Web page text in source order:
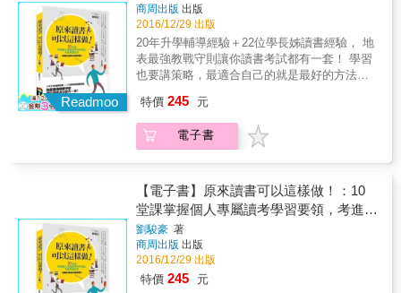
速集中精神，發揮讀書神效。 時間有限&rarr;一
科一本、資料分類閱讀術&hellip;&hellip;不讓你
浪費一分一秒，念書又快又有效率。 意志不堅
&rarr;狠下心離３C、杜絕社交娛樂
&hellip;&hellip;助你壯士斷腕下定決心，心甘情
&rarr;矇分排除法、考卷找線索法
能拿分，考試必勝。 ■圖文詳解＋必用計畫
表，準備考試萬無一失 考生從準備考試的一開
始到考上，所有必要的讀書計畫表、圖解學習
大招、進度時程表、應考必 備工具備忘錄
&hellip;&hellip;等等考試全程所需的各種明細表
格全收錄，想要考上，只要這一本就好。 & ★
兼顧「生理」與「心理」層面，考試面面俱
到。 ■考試全程的心理準備很重要！ 過來人金
牌律師獨家分享多項內功心法，讓你考試前中
後的身心靈，都能維持最佳狀態 【前期】 考試
展、加分妙招等等，絕對值得參考，讓你一本
掌握最新的考情變化與情境預測。 此外，針對
近年來逐漸成為入學管道主流的繁星推甄，和
即將成為正式入學管道的「特殊選才」，老師
更整理了最新、最全面的資料，提供給需要的
的最佳幫手，甚至日後求學或求職，一生受用
無窮。全書的寫作風格，清晰有條理，讀來輕
鬆愉快，就像精采的「過五關遊戲」，沒有緊
讓你信心滿滿，迎向勝利！
化入學雖然增加了考生們錄取的機會，不過其
中的過程也相當複雜，別說十七、八歲的年輕
孩子困惑，就連家長們往往也只能在一旁乾著
急。 這本書就是要幫助所有的學生、家長與教
師，解除升學的疑慮，了解大學甄選入學最有
效的準備方法。 本書除了針對一般甄選入學，
羅列從審查資料的師長推薦函、讀書計畫、自
心情調適、眼神電波、臨場應變、模擬演練，
面面俱到。除提供詳細範例與成功者告白，更
令人驚喜的是，陳美儒老師還整理了近幾年指
導學生的心得，提供豐富的範例、得分祕訣、
第一手情報、成功者告白、要點總整理！不管
是臨場實況、面試題目、特殊情境、趨勢發
展、加分妙招等等，絕對值得參考，讓你一本
掌握最新的考情變化與情境預測。 此外，針對
近年來逐漸成為入學管道主流的繁星推甄，和
即將成為正式入學管道的「特殊選才」，老師
Readmoo
商周出版 出版
2016/12/29 出版
20年升學輔導經驗＋22位學長姊讀書經驗， 地
表最強教戰守則讓你讀書考試都有一套！ 學習
也要講策略，最適合自己的就是最好的方法，
好書，應試好成績嗎？歡迎加入「同儕學習」
～以經驗分享與群組討論，讓讀考教戰專家劉
駿豪和前輩們用有趣、不八股的10堂課，幫助
不懂、想不通，課文背不熟，公式單字記不
住， 沒有目標，容易分心，學習偏科
&hellip;&hellip;你有這些學習困擾嗎？ 「誰說
讀書要有天分？努力其實比聰明更厲害！」 習
慣、環境、學習條件不同，每個人都應該有自
己的讀書方法。 是否可以透過一些方式嘗試、
確認，幫助學習碰壁、讀書不得法、拿不到分
特價 245 元
電子書
【電子書】原來讀書可以這樣做！：10
堂課掌握個人專屬讀考學習要領，考進理
想校系
劉駿豪 著
商周出版 出版
2016/12/29 出版
特價 245 元